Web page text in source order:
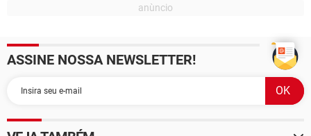
ASSINE NOSSA NEWSLETTER!